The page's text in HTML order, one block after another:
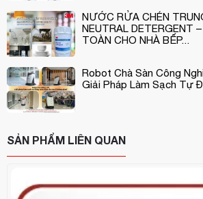
NƯỚC RỬA CHÉN
NEUTRAL DETERGENT
TOÀN CHO NHÀ BẾP...
Robot Chà Sàn Công
Giải Pháp Làm Sạch Tự
SẢN PHẨM LIÊN QUAN